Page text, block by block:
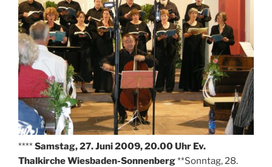
****Samstag, 27. Juni 2009, 20.00 Uhr Ev.
Thalkirche Wiesbaden-Sonnenberg**Sonntag, 28.